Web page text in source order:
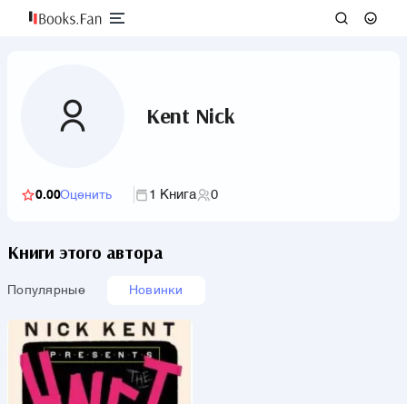
Kent Nick
0.00Оценить 1 Книга 0
Книги этого автора
Популярные Новинки